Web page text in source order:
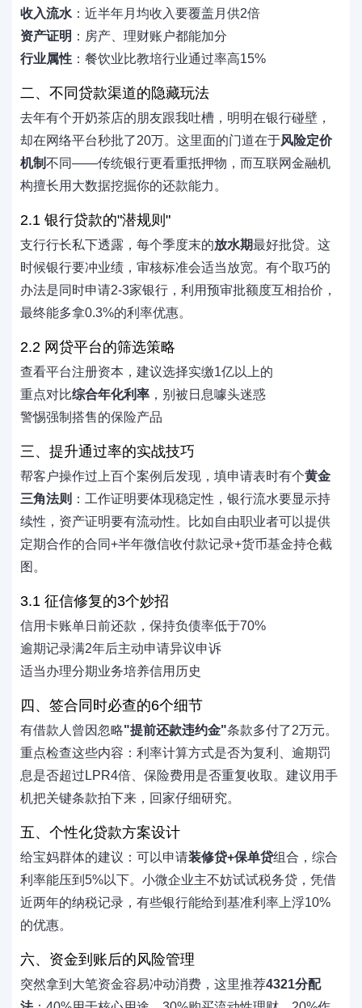
收入流水 ：近半年月均收入要覆盖月供2倍
资产证明 ：房产、理财账户都能加分
行业属性 ：餐饮业比教培行业通过率高15%
二、不同贷款渠道的隐藏玩法
去年有个开奶茶店的朋友跟我吐槽，明明在银行碰壁，
却在网络平台秒批了20万。这里面的门道在于风险定价
机制不同——传统银行更看重抵押物，而互联网金融机
构擅长用大数据挖掘你的还款能力。
2.1 银行贷款的"潜规则"
支行行长私下透露，每个季度末的放水期最好批贷。这
时候银行要冲业绩，审核标准会适当放宽。有个取巧的
办法是同时申请2-3家银行，利用预审批额度互相抬价，
最终能多拿0.3%的利率优惠。
2.2 网贷平台的筛选策略
查看平台注册资本，建议选择实缴1亿以上的
重点对比综合年化利率 ，别被日息噱头迷惑
警惕强制搭售的保险产品
三、提升通过率的实战技巧
帮客户操作过上百个案例后发现，填申请表时有个黄金
三角法则 ：工作证明要体现稳定性，银行流水要显示持
续性，资产证明要有流动性。比如自由职业者可以提供
定期合作的合同+半年微信收付款记录+货币基金持仓截
图。
3.1 征信修复的3个妙招
信用卡账单日前还款，保持负债率低于70%
逾期记录满2年后主动申请异议申诉
适当办理分期业务培养信用历史
四、签合同时必查的6个细节
有借款人曾因忽略"提前还款违约金"条款多付了2万元。
重点检查这些内容：利率计算方式是否为复利、逾期罚
息是否超过LPR4倍、保险费用是否重复收取。建议用手
机把关键条款拍下来，回家仔细研究。
五、个性化贷款方案设计
给宝妈群体的建议：可以申请装修贷+保单贷组合，综合
利率能压到5%以下。小微企业主不妨试试税务贷，凭借
近两年的纳税记录，有些银行能给到基准利率上浮10%
的优惠。
六、资金到账后的风险管理
突然拿到大笔资金容易冲动消费，这里推荐4321分配